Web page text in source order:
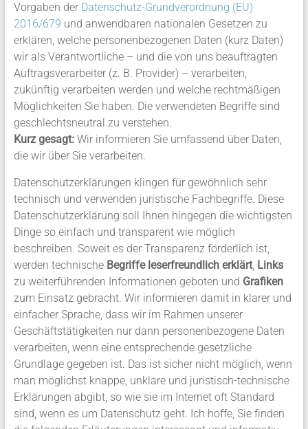
Vorgaben der Datenschutz-Grundverordnung (EU)
2016/679 und anwendbaren nationalen Gesetzen zu
erklären, welche personenbezogenen Daten (kurz Daten)
wir als Verantwortliche – und die von uns beauftragten
Auftragsverarbeiter (z. B. Provider) – verarbeiten,
zukünftig verarbeiten werden und welche rechtmäßigen
Möglichkeiten Sie haben. Die verwendeten Begriffe sind
geschlechtsneutral zu verstehen.
Kurz gesagt:Wir informieren Sie umfassend über Daten,
die wir über Sie verarbeiten.
Datenschutzerklärungen klingen für gewöhnlich sehr
technisch und verwenden juristische Fachbegriffe. Diese
Datenschutzerklärung soll Ihnen hingegen die wichtigsten
Dinge so einfach und transparent wie möglich
beschreiben. Soweit es der Transparenz förderlich ist,
werden technische Begriffe leserfreundlich erklärt, Links
zu weiterführenden Informationen geboten und Grafiken
zum Einsatz gebracht. Wir informieren damit in klarer und
einfacher Sprache, dass wir im Rahmen unserer
Geschäftstätigkeiten nur dann personenbezogene Daten
verarbeiten, wenn eine entsprechende gesetzliche
Grundlage gegeben ist. Das ist sicher nicht möglich, wenn
man möglichst knappe, unklare und juristisch-technische
Erklärungen abgibt, so wie sie im Internet oft Standard
sind, wenn es um Datenschutz geht. Ich hoffe, Sie finden